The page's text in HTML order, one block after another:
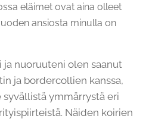
eläimet ovat aina olleet
ansiosta minulla on
nuoruuteni olen saanut
ja bordercollien kanssa,
ymmärrystä eri
Näiden koirien